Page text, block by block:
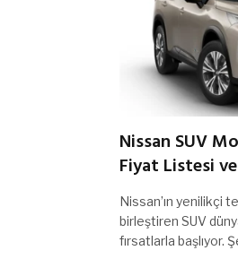
Nissan SUV
Fiyat Listesi
Nissan’ın yenilikçi
birleştiren SUV
fırsatlarla başlıyor.